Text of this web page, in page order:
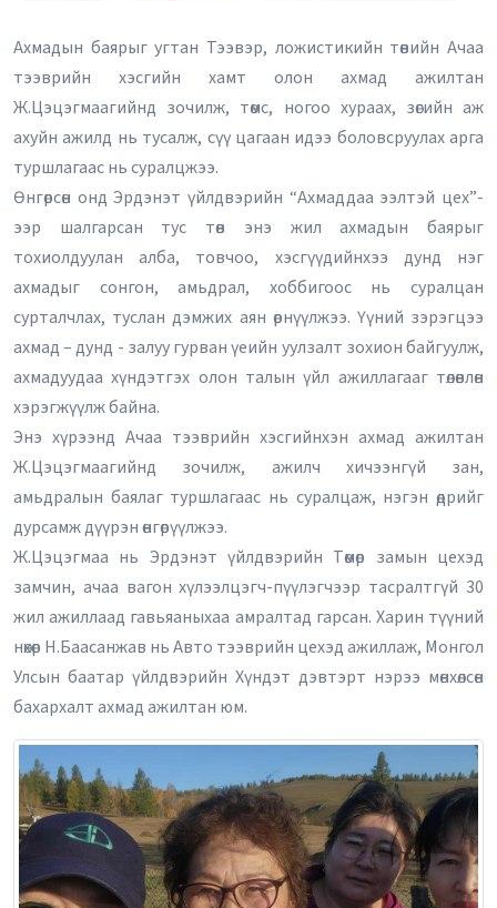
Ахмадын баярыг угтан Тээвэр, ложистикийн төвийн Ачаа
тээврийн хэсгийн хамт олон ахмад ажилтан
Ж.Цэцэгмаагийнд зочилж, төмс, ногоо хураах, зөгийн аж
ахуйн ажилд нь тусалж, сүү цагаан идээ боловсруулах арга
туршлагаас нь суралцжээ.
Өнгөрсөн онд Эрдэнэт үйлдвэрийн “Ахмаддаа ээлтэй цех”-
ээр шалгарсан тус төв энэ жил ахмадын баярыг
тохиолдуулан алба, товчоо, хэсгүүдийнхээ дунд нэг
ахмадыг сонгон, амьдрал, хоббигоос нь суралцан
сурталчлах, туслан дэмжих аян өрнүүлжээ. Үүний зэрэгцээ
ахмад – дунд - залуу гурван үеийн уулзалт зохион байгуулж,
ахмадуудаа хүндэтгэх олон талын үйл ажиллагааг төлөвлөн
хэрэгжүүлж байна.
Энэ хүрээнд Ачаа тээврийн хэсгийнхэн ахмад ажилтан
Ж.Цэцэгмаагийнд зочилж, ажилч хичээнгүй зан,
амьдралын баялаг туршлагаас нь суралцаж, нэгэн өдрийг
дурсамж дүүрэн өнгөрүүлжээ.
Ж.Цэцэгмаа нь Эрдэнэт үйлдвэрийн Төмөр замын цехэд
замчин, ачаа вагон хүлээлцэгч-пүүлэгчээр тасралтгүй 30
жил ажиллаад гавьяаныхаа амралтад гарсан. Харин түүний
нөхөр Н.Баасанжав нь Авто тээврийн цехэд ажиллаж, Монгол
Улсын баатар үйлдвэрийн Хүндэт дэвтэрт нэрээ мөнхөлсөн
бахархалт ахмад ажилтан юм.